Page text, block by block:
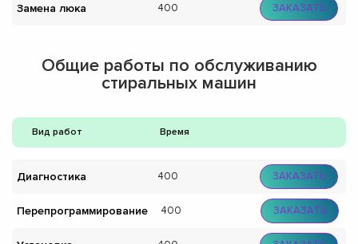
Замена люка 400 ЗАКАЗАТЬ
Общие работы по обслуживанию
стиральных машин
Вид работ Время
Диагностика 400 ЗАКАЗАТЬ
Перепрограммирование 400 ЗАКАЗАТЬ